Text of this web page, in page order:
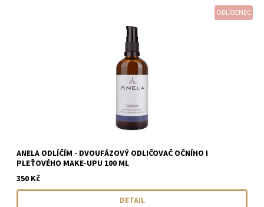
OBLÍBENEC
ANELA ODLÍČÍM - DVOUFÁZOVÝ ODLIČOVAČ OČNÍHO I
PLEŤOVÉHO MAKE-UPU 100 ML
350 Kč
DETAIL